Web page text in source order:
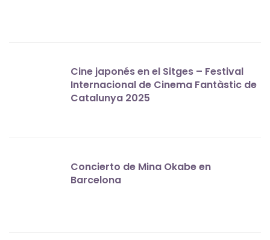
Cine japonés en el Sitges – Festival
Internacional de Cinema Fantàstic de
Catalunya 2025
Concierto de Mina Okabe en
Barcelona